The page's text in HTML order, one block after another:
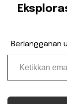
Berlangganan
Ketikkan email Anda...